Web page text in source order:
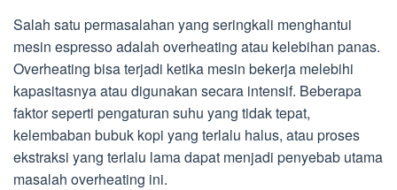
Salah satu permasalahan yang seringkali menghantui
mesin espresso adalah overheating atau kelebihan panas.
Overheating bisa terjadi ketika mesin bekerja melebihi
kapasitasnya atau digunakan secara intensif. Beberapa
faktor seperti pengaturan suhu yang tidak tepat,
kelembaban bubuk kopi yang terlalu halus, atau proses
ekstraksi yang terlalu lama dapat menjadi penyebab utama
masalah overheating ini.